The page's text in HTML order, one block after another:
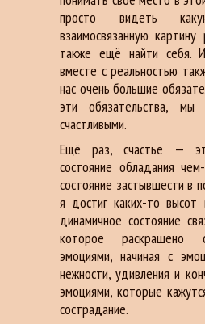
просто видеть
взаимосвязанную картину
также ещё найти себя.
вместе с реальностью
нас очень большие
эти обязательства, мы
счастливыми.
Ещё раз, счастье —
состояние обладания
состояние застывшести в
я достиг каких-то
динамичное состояние
которое раскрашено
эмоциями, начиная с
нежности, удивления и
эмоциями, которые
сострадание.